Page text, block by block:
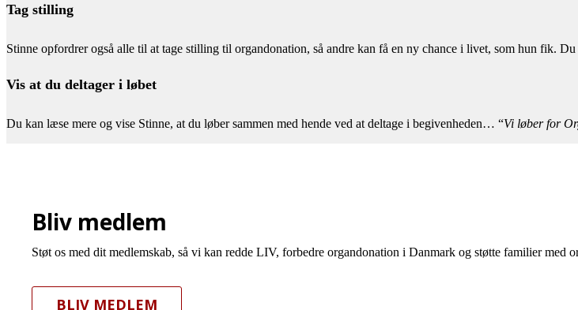
Tag stilling
Stinne opfordrer også alle til at tage stilling til organdonation, så andre kan få en ny chance i livet, som hun fik.
Vis at du deltager i løbet
Du kan læse mere og vise Stinne, at du løber sammen med hende ved at deltage i begivenheden… “Vi løber for
Bliv medlem
Støt os med dit medlemskab, så vi kan redde LIV, forbedre organdonation i Danmark og støtte familier med
BLIV MEDLEM